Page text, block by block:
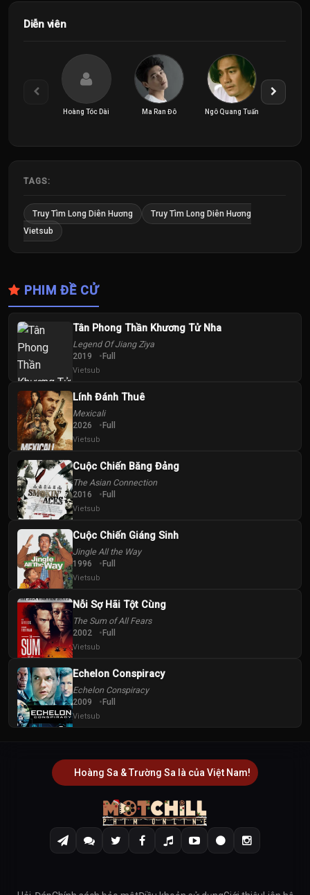
Diễn viên
Hoàng Tóc Dài Ma Ran Đô Ngô Quang Tuấn
TAGS:
Truy Tìm Long Diên Hương
Truy Tìm Long Diên Hương
Vietsub
PHIM ĐỀ CỬ
Tân Phong Thần Khương Tử Nha
Legend Of Jiang Ziya
2019 Full
Vietsub
Lính Đánh Thuê
Mexicali
2026 Full
Vietsub
Cuộc Chiến Băng Đảng
The Asian Connection
2016 Full
Vietsub
Cuộc Chiến Giáng Sinh
Jingle All the Way
1996 Full
Vietsub
Nỗi Sợ Hãi Tột Cùng
The Sum of All Fears
2002 Full
Vietsub
Echelon Conspiracy
Echelon Conspiracy
2009 Full
Vietsub
Hoàng Sa & Trường Sa là của Việt Nam!